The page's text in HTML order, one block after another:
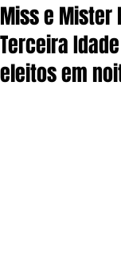
Miss e Mister
Terceira
eleitos em